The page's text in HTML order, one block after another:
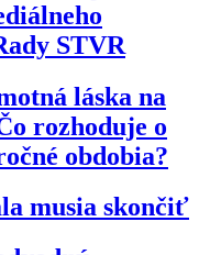
STVR
láska na
rozhoduje o
obdobia?
musia skončiť